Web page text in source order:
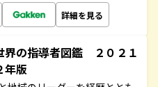
詳細を見る
の指導者図鑑 ２０２１
年版